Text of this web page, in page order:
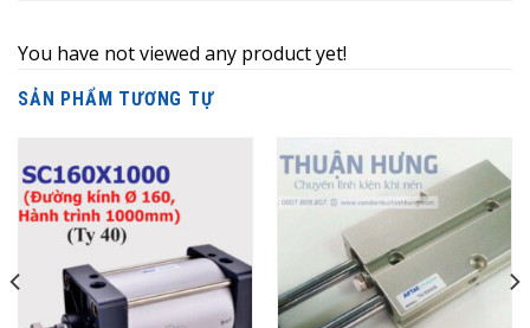
You have not viewed any product yet!
SẢN PHẨM TƯƠNG TỰ